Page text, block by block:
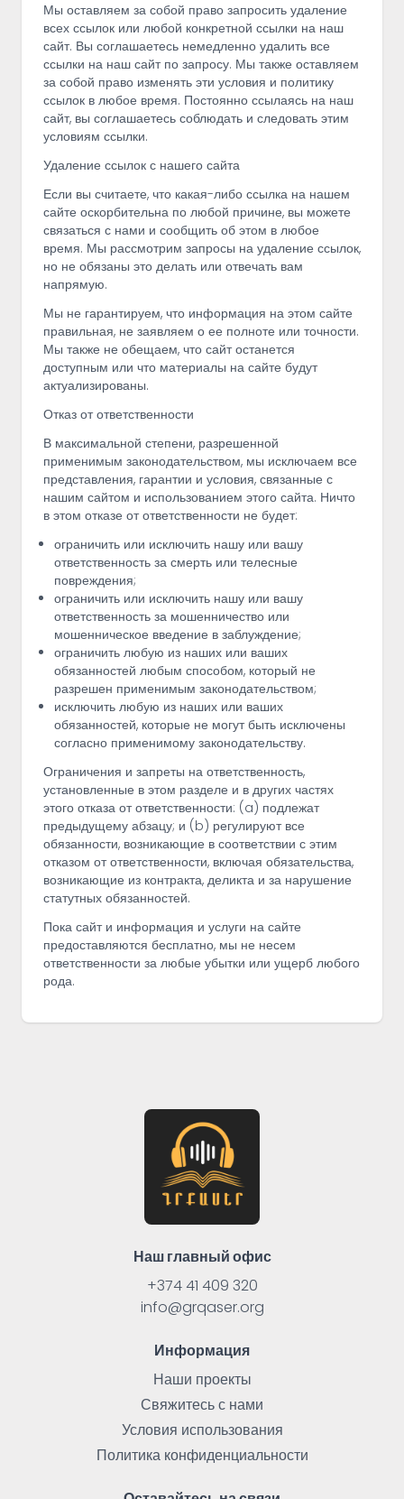
Мы оставляем за собой право запросить удаление
всех ссылок или любой конкретной ссылки на наш
сайт. Вы соглашаетесь немедленно удалить все
ссылки на наш сайт по запросу. Мы также оставляем
за собой право изменять эти условия и политику
ссылок в любое время. Постоянно ссылаясь на наш
сайт, вы соглашаетесь соблюдать и следовать этим
условиям ссылки.
Удаление ссылок с нашего сайта
Если вы считаете, что какая-либо ссылка на нашем
сайте оскорбительна по любой причине, вы можете
связаться с нами и сообщить об этом в любое
время. Мы рассмотрим запросы на удаление ссылок,
но не обязаны это делать или отвечать вам
напрямую.
Мы не гарантируем, что информация на этом сайте
правильная, не заявляем о ее полноте или точности.
Мы также не обещаем, что сайт останется
доступным или что материалы на сайте будут
актуализированы.
Отказ от ответственности
В максимальной степени, разрешенной
применимым законодательством, мы исключаем все
представления, гарантии и условия, связанные с
нашим сайтом и использованием этого сайта. Ничто
в этом отказе от ответственности не будет:
ограничить или исключить нашу или вашу
ответственность за смерть или телесные
повреждения;
ограничить или исключить нашу или вашу
ответственность за мошенничество или
мошенническое введение в заблуждение;
ограничить любую из наших или ваших
обязанностей любым способом, который не
разрешен применимым законодательством;
исключить любую из наших или ваших
обязанностей, которые не могут быть исключены
согласно применимому законодательству.
Ограничения и запреты на ответственность,
установленные в этом разделе и в других частях
этого отказа от ответственности: (a) подлежат
предыдущему абзацу; и (b) регулируют все
обязанности, возникающие в соответствии с этим
отказом от ответственности, включая обязательства,
возникающие из контракта, деликта и за нарушение
статутных обязанностей.
Пока сайт и информация и услуги на сайте
предоставляются бесплатно, мы не несем
ответственности за любые убытки или ущерб любого
рода.
Наш главный офис
+374 41 409 320
info@grqaser.org
Информация
Наши проекты
Свяжитесь с нами
Условия использования
Политика конфиденциальности